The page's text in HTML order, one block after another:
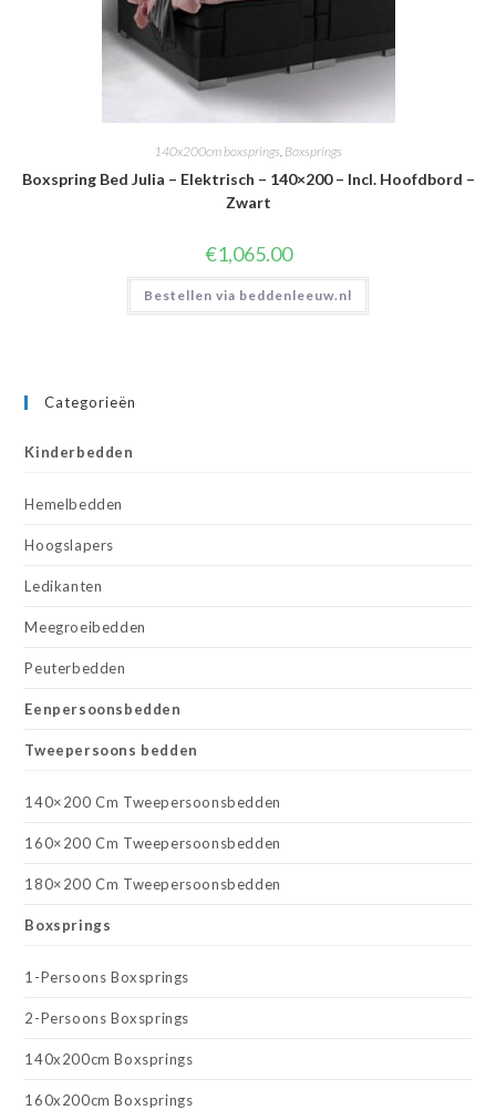
140x200cm boxsprings, Boxsprings
Boxspring Bed Julia – Elektrisch – 140×200 – Incl. Hoofdbord –
Zwart
€1,065.00
Bestellen via beddenleeuw.nl
Categorieën
Kinderbedden
Hemelbedden
Hoogslapers
Ledikanten
Meegroeibedden
Peuterbedden
Eenpersoonsbedden
Tweepersoons bedden
140×200 Cm Tweepersoonsbedden
160×200 Cm Tweepersoonsbedden
180×200 Cm Tweepersoonsbedden
Boxsprings
1-Persoons Boxsprings
2-Persoons Boxsprings
140x200cm Boxsprings
160x200cm Boxsprings